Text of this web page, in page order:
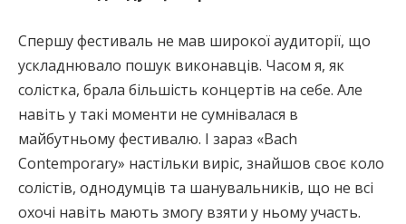
Спершу фестиваль не мав широкої аудиторії, що
ускладнювало пошук виконавців. Часом я, як
солістка, брала більшість концертів на себе. Але
навіть у такі моменти не сумнівалася в
майбутньому фестивалю. І зараз «Bach
Contemporary» настільки виріс, знайшов своє коло
солістів, однодумців та шанувальників, що не всі
охочі навіть мають змогу взяти у ньому участь.